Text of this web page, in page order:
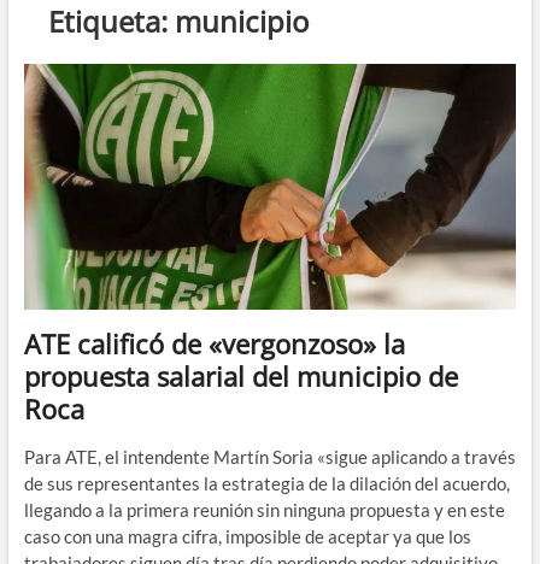
ú
Etiqueta: municipio
ATE calificó de «vergonzoso» la
propuesta salarial del municipio de
Roca
Para ATE, el intendente Martín Soria «sigue aplicando a través
de sus representantes la estrategia de la dilación del acuerdo,
llegando a la primera reunión sin ninguna propuesta y en este
caso con una magra cifra, imposible de aceptar ya que los